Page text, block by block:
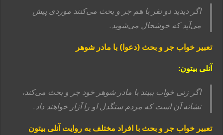
اگر دیدید دو نفر با هم جر و بحث می‌کنند موردی پیش
می‌آید که خوشحال می‌شوید.
تعبیر خواب جر و بحث (دعوا) با مادر شوهر
آنلی بیتون:
اگر زنی خواب ببیند با مادر شوهر خود جر و بحث می‌کند،
نشانه آن است که مردم سنگدل او را آزار خواهند داد.
تعبیر خواب جر و بحث با افراد مختلف به روایت آنلی بیتون